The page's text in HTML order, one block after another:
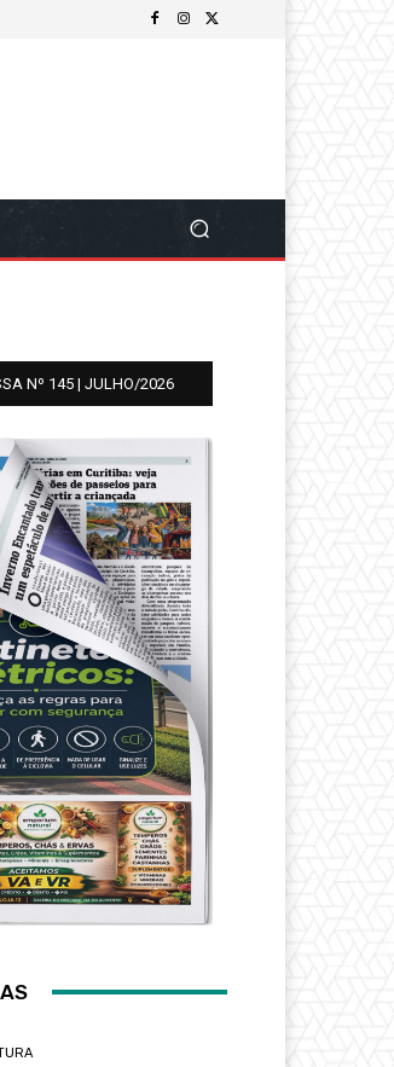
Nº 145 | JULHO/2026